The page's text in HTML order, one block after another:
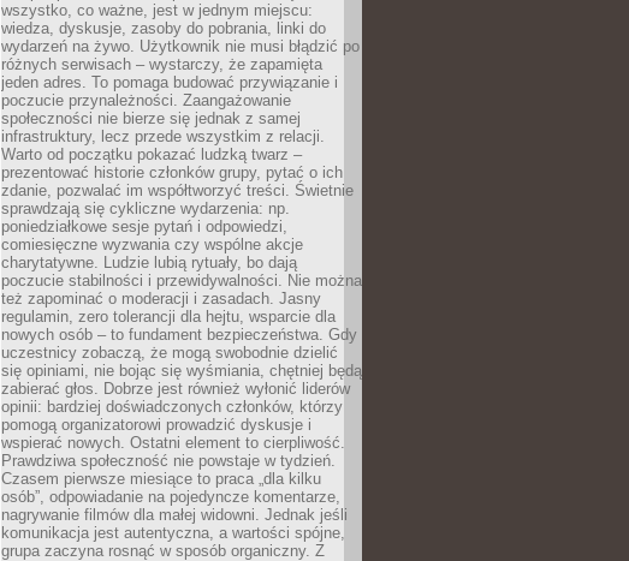
wszystko, co ważne, jest w jednym miejscu:
wiedza, dyskusje, zasoby do pobrania, linki do
wydarzeń na żywo. Użytkownik nie musi błądzić po
różnych serwisach – wystarczy, że zapamięta
jeden adres. To pomaga budować przywiązanie i
poczucie przynależności. Zaangażowanie
społeczności nie bierze się jednak z samej
infrastruktury, lecz przede wszystkim z relacji.
Warto od początku pokazać ludzką twarz –
prezentować historie członków grupy, pytać o ich
zdanie, pozwalać im współtworzyć treści. Świetnie
sprawdzają się cykliczne wydarzenia: np.
poniedziałkowe sesje pytań i odpowiedzi,
comiesięczne wyzwania czy wspólne akcje
charytatywne. Ludzie lubią rytuały, bo dają
poczucie stabilności i przewidywalności. Nie można
też zapominać o moderacji i zasadach. Jasny
regulamin, zero tolerancji dla hejtu, wsparcie dla
nowych osób – to fundament bezpieczeństwa. Gdy
uczestnicy zobaczą, że mogą swobodnie dzielić
się opiniami, nie bojąc się wyśmiania, chętniej będą
zabierać głos. Dobrze jest również wyłonić liderów
opinii: bardziej doświadczonych członków, którzy
pomogą organizatorowi prowadzić dyskusje i
wspierać nowych. Ostatni element to cierpliwość.
Prawdziwa społeczność nie powstaje w tydzień.
Czasem pierwsze miesiące to praca „dla kilku
osób”, odpowiadanie na pojedyncze komentarze,
nagrywanie filmów dla małej widowni. Jednak jeśli
komunikacja jest autentyczna, a wartości spójne,
grupa zaczyna rosnąć w sposób organiczny. Z